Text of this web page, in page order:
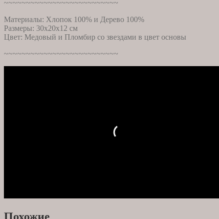
~~~~~~~~~~~~~~~~~~~~~~~~~~
Материалы: Хлопок 100% и Дерево 100%
Размеры: 30х20х12 см
Цвет: Медовый и Пломбир со звездами в цвет основы
~~~~~~~~~~~~~~~~~~~~~~~~~~